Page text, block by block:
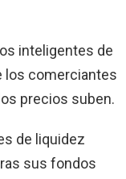
inteligentes de
los comerciantes
precios suben.
de liquidez
sus fondos